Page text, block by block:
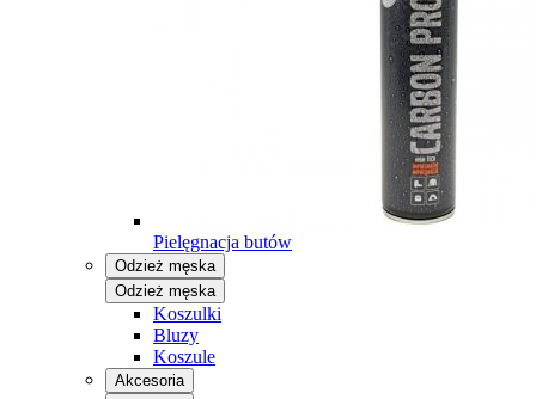
Pielęgnacja butów
Odzież męska
Odzież męska
Koszulki
Bluzy
Koszule
Akcesoria